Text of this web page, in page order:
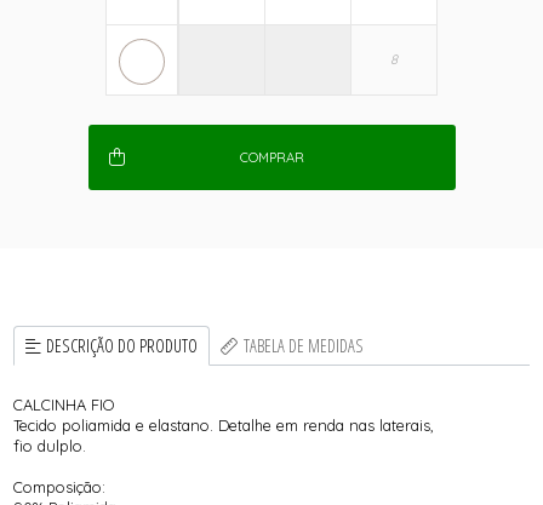
COMPRAR
DESCRIÇÃO DO PRODUTO TABELA DE MEDIDAS
CALCINHA FIO
Tecido poliamida e elastano. Detalhe em renda nas laterais,
fio dulplo.
Composição: